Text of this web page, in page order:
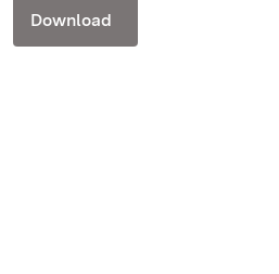
Download